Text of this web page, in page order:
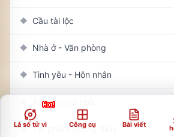
◆ Cầu tài lộc
◆ Nhà ở - Văn phòng
◆ Tình yêu - Hôn nhân
Xem hướng nhà
◆ Vật phẩm phong thủy
Lá số tử vi Công cụ Bài viết